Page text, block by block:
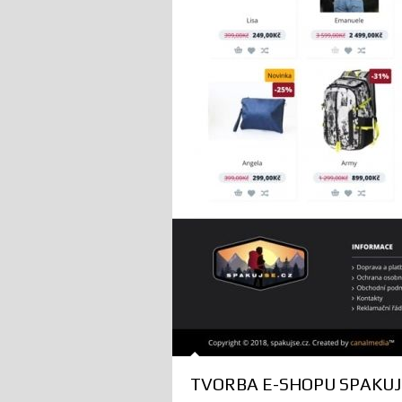
TVORBA E-SHOPU